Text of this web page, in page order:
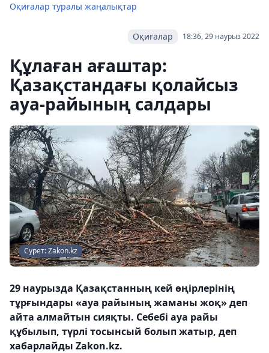
Оқиғалар туралы жаңалықтар
18:36, 29 наурыз 2022
Оқиғалар
Құлаған ағаштар:
Қазақстандағы қолайсыз
ауа-райының салдары
Сурет: Zakon.kz
29 наурызда Қазақстанның кей өңірлерінің
тұрғындары «ауа райының жаманы жоқ» деп
айта алмайтын сияқты. Себебі ауа райы
құбылып, түрлі тосынсый болып жатыр, деп
хабарлайды Zakon.kz.